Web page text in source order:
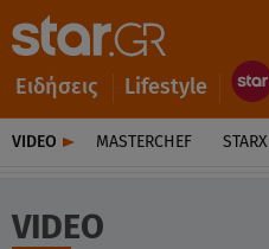
Ειδήσεις Lifestyle
VIDEO MASTERCHEF STARX
VIDEO